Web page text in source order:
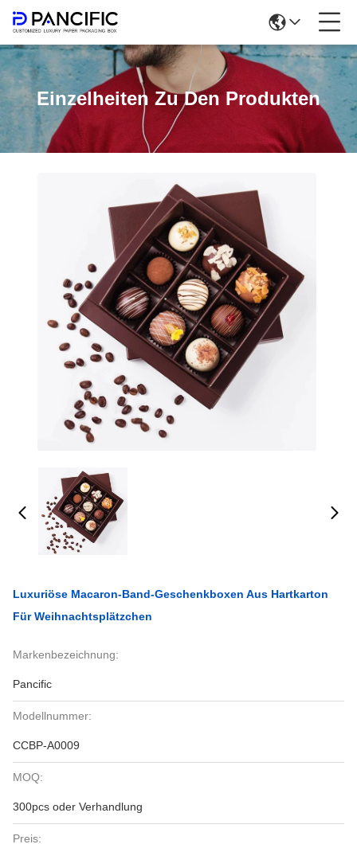
Einzelheiten Zu Den Produkten
Luxuriöse Macaron-Band-Geschenkboxen Aus Hartkarton
Für Weihnachtsplätzchen
Markenbezeichnung:
Pancific
Modellnummer:
CCBP-A0009
MOQ:
300pcs oder Verhandlung
Preis: